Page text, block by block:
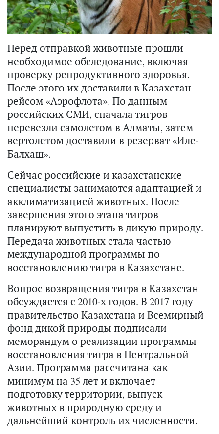
Перед отправкой животные прошли
необходимое обследование, включая
проверку репродуктивного здоровья.
После этого их доставили в Казахстан
рейсом «Аэрофлота». По данным
российских СМИ, сначала тигров
перевезли самолетом в Алматы, затем
вертолетом доставили в резерват «Иле-
Балхаш».
Сейчас российские и казахстанские
специалисты занимаются адаптацией и
акклиматизацией животных. После
завершения этого этапа тигров
планируют выпустить в дикую природу.
Передача животных стала частью
международной программы по
восстановлению тигра в Казахстане.
Вопрос возвращения тигра в Казахстан
обсуждается с 2010-х годов. В 2017 году
правительство Казахстана и Всемирный
фонд дикой природы подписали
меморандум о реализации программы
восстановления тигра в Центральной
Азии. Программа рассчитана как
минимум на 35 лет и включает
подготовку территории, выпуск
животных в природную среду и
дальнейший контроль их численности.